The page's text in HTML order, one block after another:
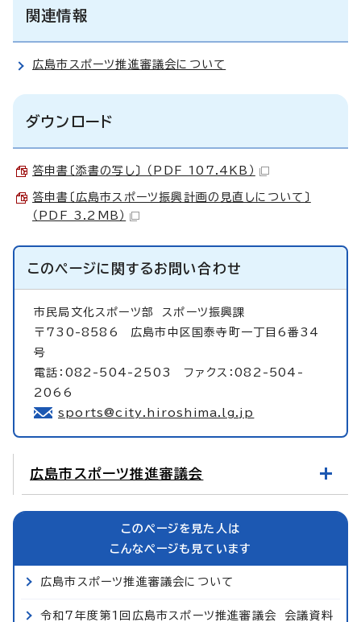
関連情報
広島市スポーツ推進審議会について
ダウンロード
答申書〔添書の写し〕 （PDF 107.4KB）
答申書〔広島市スポーツ振興計画の見直しについて〕
（PDF 3.2MB）
このページに関するお問い合わせ
市民局文化スポーツ部 スポーツ振興課
〒730-8586 広島市中区国泰寺町一丁目6番34
号
電話：082-504-2503 ファクス：082-504-
2066
sports@city.hiroshima.lg.jp
広島市スポーツ推進審議会
このページを見た人は
こんなページも見ています
広島市スポーツ推進審議会について
令和7年度第1回広島市スポーツ推進審議会 会議資料